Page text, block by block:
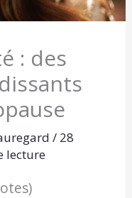
: des
/ 28
lecture